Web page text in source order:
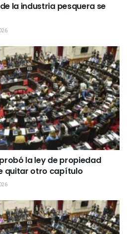
la industria pesquera se
la ley de propiedad
quitar otro capítulo